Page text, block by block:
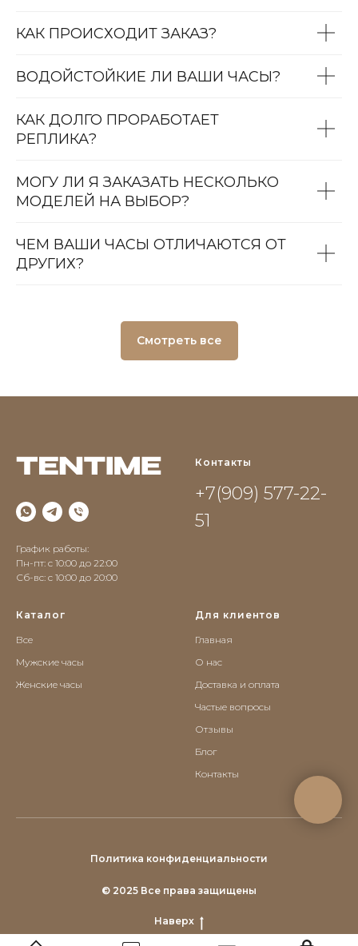
КАК ПРОИСХОДИТ ЗАКАЗ?
ВОДОЙСТОЙКИЕ ЛИ ВАШИ ЧАСЫ?
КАК ДОЛГО ПРОРАБОТАЕТ
РЕПЛИКА?
МОГУ ЛИ Я ЗАКАЗАТЬ НЕСКОЛЬКО
МОДЕЛЕЙ НА ВЫБОР?
ЧЕМ ВАШИ ЧАСЫ ОТЛИЧАЮТСЯ ОТ
ДРУГИХ?
Смотреть все
График работы:
Пн-пт: с 10:00 до 22:00
Сб-вс: c 10:00 до 20:00
Контакты
+7(909) 577-22-
51
Каталог
Все
Мужские часы
Женские часы
Для клиентов
Главная
О нас
Доставка и оплата
Частые вопросы
Отзывы
Блог
Контакты
Политика конфиденциальности
© 2025 Все права защищены
Наверх